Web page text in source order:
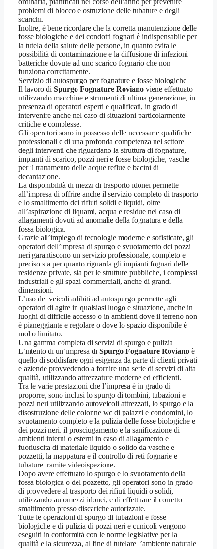
ordinaria, pianificati nel corso dell’anno per prevenire
problemi di blocco e ostruzione delle tubature e degli
scarichi.
Inoltre, è bene ricordare che la corretta manutenzione delle
fosse biologiche e dei condotti fognari è indispensabile per
la tutela della salute delle persone, in quanto evita le
possibilità di contaminazione e la diffusione di infezioni
batteriche dovute ad uno scarico fognario che non
funziona correttamente.
Servizio di autospurgo per fognature e fosse biologiche
Il lavoro di Spurgo Fognature Roviano viene effettuato
utilizzando macchine e strumenti di ultima generazione, in
presenza di operatori esperti e qualificati, in grado di
intervenire anche nel caso di situazioni particolarmente
critiche e complesse.
Gli operatori sono in possesso delle necessarie qualifiche
professionali e di una profonda competenza nel settore
degli interventi che riguardano la struttura di fognature,
impianti di scarico, pozzi neri e fosse biologiche, vasche
per il trattamento delle acque reflue e bacini di
decantazione.
La disponibilità di mezzi di trasporto idonei permette
all’impresa di offrire anche il servizio completo di trasporto
e lo smaltimento dei rifiuti solidi e liquidi, oltre
all’aspirazione di liquami, acqua e residue nel caso di
allagamenti dovuti ad anomalie della fognatura e della
fossa biologica.
Grazie all’impiego di tecnologie moderne e sofisticate, gli
operatori dell’impresa di spurgo e svuotamento dei pozzi
neri garantiscono un servizio professionale, completo e
preciso sia per quanto riguarda gli impianti fognari delle
residenze private, sia per le strutture pubbliche, i complessi
industriali e gli spazi commerciali, anche di grandi
dimensioni.
L’uso dei veicoli adibiti ad autospurgo permette agli
operatori di agire in qualsiasi luogo e situazione, anche in
luoghi di difficile accesso o in ambienti dove il terreno non
è pianeggiante e regolare o dove lo spazio disponibile è
molto limitato.
Una gamma completa di servizi di spurgo e pulizia
L’intento di un’impresa di Spurgo Fognature Roviano è
quello di soddisfare ogni esigenza da parte di clienti privati
e aziende provvedendo a fornire una serie di servizi di alta
qualità, utilizzando attrezzature moderne ed efficienti.
Tra le varie prestazioni che l’impresa è in grado di
proporre, sono inclusi lo spurgo di tombini, tubazioni e
pozzi neri utilizzando autoveicoli attrezzati, lo spurgo e la
disostruzione delle colonne wc di palazzi e condomini, lo
svuotamento completo e la pulizia delle fosse biologiche e
dei pozzi neri, il prosciugamento e la sanificazione di
ambienti interni o esterni in caso di allagamento e
fuoriuscita di materiale liquido o solido da vasche e
pozzetti, la mappatura e il controllo di reti fognarie e
tubature tramite videoispezione.
Dopo avere effettuato lo spurgo e lo svuotamento della
fossa biologica o del pozzetto, gli operatori sono in grado
di provvedere al trasporto dei rifiuti liquidi o solidi,
utilizzando automezzi idonei, e di effettuare il corretto
smaltimento presso discariche autorizzate.
Tutte le operazioni di spurgo di tubazioni e fosse
biologiche e di pulizia di pozzi neri e cunicoli vengono
eseguiti in conformità con le norme legislative per la
qualità e la sicurezza, al fine di tutelare l’ambiente naturale